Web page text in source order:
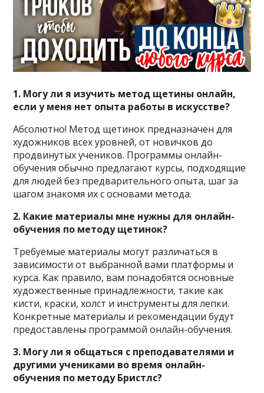
1. Могу ли я изучить метод щетины онлайн,
если у меня нет опыта работы в искусстве?
Абсолютно! Метод щетинок предназначен для
художников всех уровней, от новичков до
продвинутых учеников. Программы онлайн-
обучения обычно предлагают курсы, подходящие
для людей без предварительного опыта, шаг за
шагом знакомя их с основами метода.
2. Какие материалы мне нужны для онлайн-
обучения по методу щетинок?
Требуемые материалы могут различаться в
зависимости от выбранной вами платформы и
курса. Как правило, вам понадобятся основные
художественные принадлежности, такие как
кисти, краски, холст и инструменты для лепки.
Конкретные материалы и рекомендации будут
предоставлены программой онлайн-обучения.
3. Могу ли я общаться с преподавателями и
другими учениками во время онлайн-
обучения по методу Бристлс?